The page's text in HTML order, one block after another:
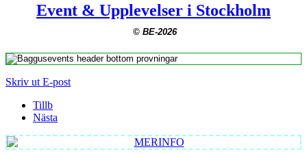
Event & Upplevelser i Stockholm
© BE-2026
Skriv ut E-post
Tillb
Nästa